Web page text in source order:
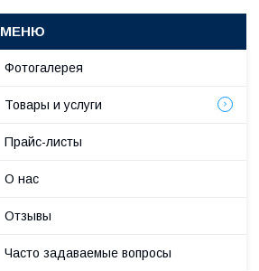
Фотогалерея
Товары и услуги
Прайс-листы
О нас
Отзывы
Часто задаваемые вопросы